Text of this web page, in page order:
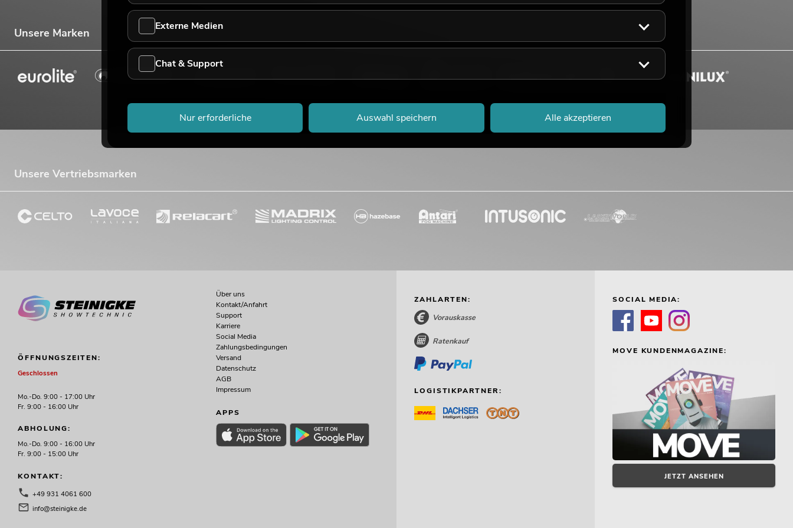
Unsere Marken
Unsere Vertriebsmarken
ÖFFNUNGSZEITEN:
Geschlossen
Mo.-Do. 9:00 - 17:00 Uhr
Fr. 9:00 - 16:00 Uhr
ABHOLUNG:
Mo.-Do. 9:00 - 16:00 Uhr
Fr. 9:00 - 15:00 Uhr
KONTAKT:
+49 931 4061 600
info@steinigke.de
Über uns
Kontakt/Anfahrt
Support
Karriere
Social Media
Zahlungsbedingungen
Versand
Datenschutz
AGB
Impressum
APPS
ZAHLARTEN:
Vorauskasse
Ratenkauf
LOGISTIKPARTNER:
SOCIAL MEDIA:
MOVE KUNDENMAGAZINE:
JETZT ANSEHEN
Externe Medien
Chat & Support
Nur erforderliche Auswahl speichern Alle akzeptieren